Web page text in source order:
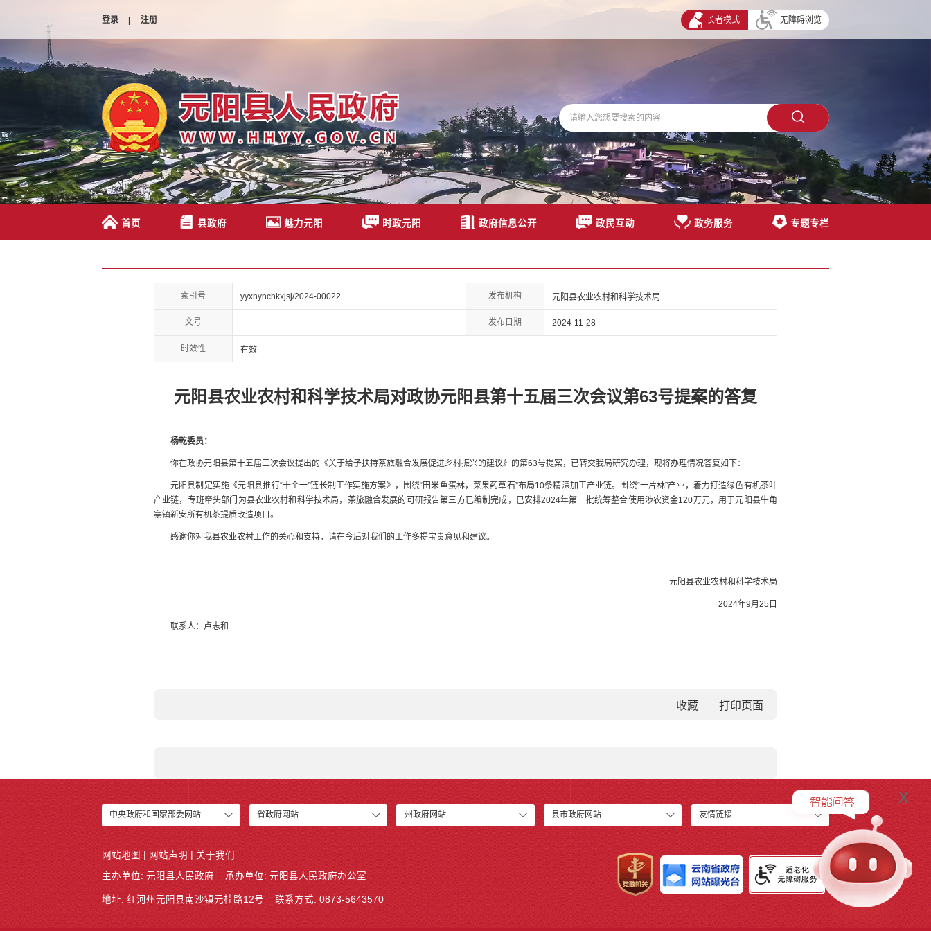
登录 | 注册 长者模式 无障碍浏览
首页 县政府 魅力元阳 时政元阳 政府信息公开 政民互动 政务服务 专题专栏
索引号 yyxnynchkxjsj/2024-00022 发布机构 元阳县农业农村和科学技术局
文号 发布日期 2024-11-28
时效性 有效
元阳县农业农村和科学技术局对政协元阳县第十五届三次会议第63号提案的答复
杨乾委员：
你在政协元阳县第十五届三次会议提出的《关于给予扶持茶旅融合发展促进乡村振兴的建议》的第63号提案，已转交我局研究办理，现将办理情况答复如下：
元阳县制定实施《元阳县推行“十个一”链长制工作实施方案》，围绕“田米鱼蛋林，菜果药草石”布局10条精深加工产业链。围绕“一片林”产业，着力打造绿色有机茶叶
产业链，专班牵头部门为县农业农村和科学技术局，茶旅融合发展的可研报告第三方已编制完成，已安排2024年第一批统筹整合使用涉农资金120万元，用于元阳县牛角
寨镇新安所有机茶提质改造项目。
感谢你对我县农业农村工作的关心和支持，请在今后对我们的工作多提宝贵意见和建议。
元阳县农业农村和科学技术局
2024年9月25日
联系人：卢志和
收藏
中央政府和国家部委网站 省政府网站 州政府网站 县市政府网站 友情链接
x
网站地图 | 网站声明 | 关于我们
主办单位: 元阳县人民政府 承办单位: 元阳县人民政府办公室
地址: 红河州元阳县南沙镇元桂路12号 联系方式: 0873-5643570